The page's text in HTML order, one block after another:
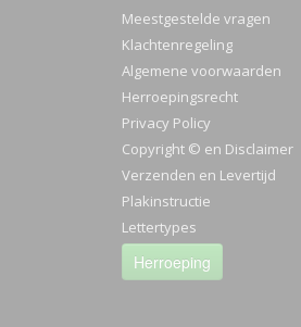
Meestgestelde vragen
Klachtenregeling
Algemene voorwaarden
Herroepingsrecht
Privacy Policy
Copyright © en Disclaimer
Verzenden en Levertijd
Plakinstructie
Lettertypes
Herroeping